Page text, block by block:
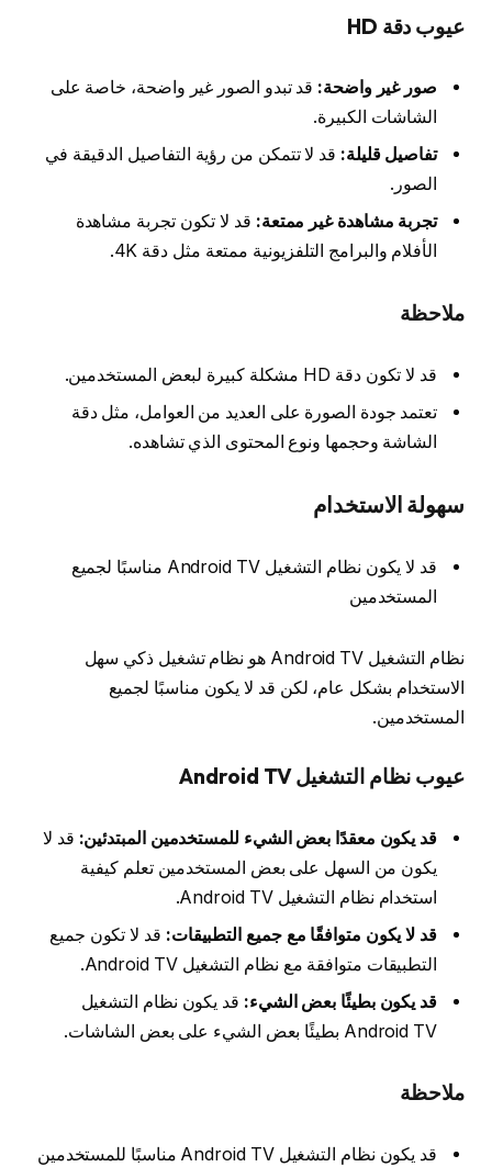
عيوب دقة HD
صور غير واضحة: قد تبدو الصور غير واضحة، خاصة على
الشاشات الكبيرة.
تفاصيل قليلة: قد لا تتمكن من رؤية التفاصيل الدقيقة في
الصور.
تجربة مشاهدة غير ممتعة: قد لا تكون تجربة مشاهدة
الأفلام والبرامج التلفزيونية ممتعة مثل دقة 4K.
ملاحظة
قد لا تكون دقة HD مشكلة كبيرة لبعض المستخدمين.
تعتمد جودة الصورة على العديد من العوامل، مثل دقة
الشاشة وحجمها ونوع المحتوى الذي تشاهده.
سهولة الاستخدام
قد لا يكون نظام التشغيل Android TV مناسبًا لجميع
المستخدمين
نظام التشغيل Android TV هو نظام تشغيل ذكي سهل
الاستخدام بشكل عام، لكن قد لا يكون مناسبًا لجميع
المستخدمين.
عيوب نظام التشغيل Android TV
قد يكون معقدًا بعض الشيء للمستخدمين المبتدئين: قد لا
يكون من السهل على بعض المستخدمين تعلم كيفية
استخدام نظام التشغيل Android TV.
قد لا يكون متوافقًا مع جميع التطبيقات: قد لا تكون جميع
التطبيقات متوافقة مع نظام التشغيل Android TV.
قد يكون بطيئًا بعض الشيء: قد يكون نظام التشغيل
Android TV بطيئًا بعض الشيء على بعض الشاشات.
ملاحظة
قد يكون نظام التشغيل Android TV مناسبًا للمستخدمين